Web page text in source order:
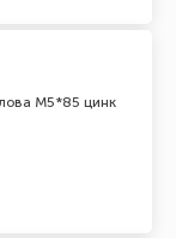
М5*85 цинк